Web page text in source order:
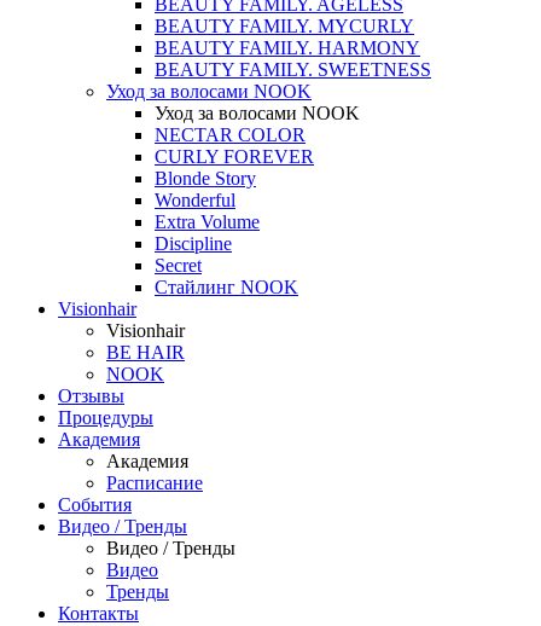
BEAUTY FAMILY. AGELESS
BEAUTY FAMILY. MYCURLY
BEAUTY FAMILY. HARMONY
BEAUTY FAMILY. SWEETNESS
Уход за волосами NOOK
Уход за волосами NOOK
NECTAR COLOR
CURLY FOREVER
Blonde Story
Wonderful
Extra Volume
Discipline
Secret
Стайлинг NOOK
Visionhair
Visionhair
BE HAIR
NOOK
Отзывы
Процедуры
Академия
Академия
Расписание
События
Видео / Тренды
Видео / Тренды
Видео
Тренды
Контакты